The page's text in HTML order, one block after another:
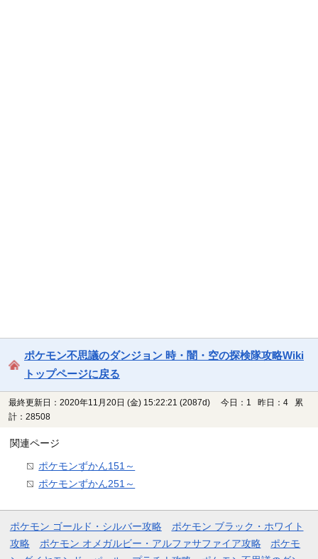
ポケモン不思議のダンジョン 時・闇・空の探検隊攻略Wiki
トップページに戻る
最終更新日：2020年11月20日 (金) 15:22:21 (2087d)
今日：1 昨日：4 累
計：28508
関連ページ
ポケモンずかん151～
ポケモンずかん251～
ポケモン ゴールド・シルバー攻略
ポケモン ブラック・ホワイト
攻略
ポケモン オメガルビー・アルファサファイア攻略
ポケモ